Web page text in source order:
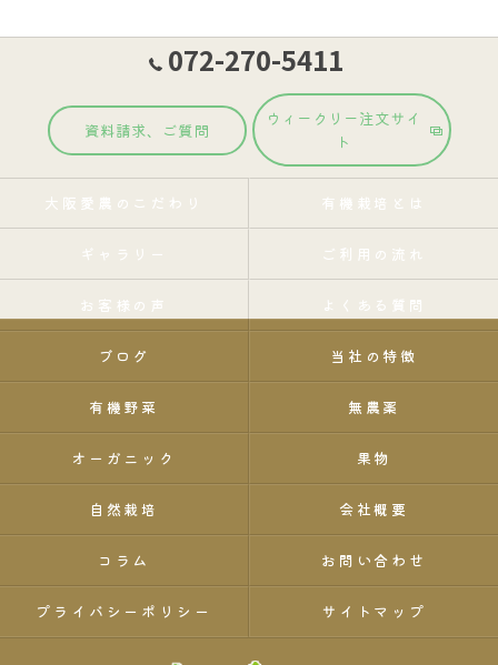
072-270-5411
資料請求、ご質問
ウィークリー注文サイ
ト
大阪愛農のこだわり 有機栽培とは
ギャラリー ご利用の流れ
お客様の声 よくある質問
ブログ 当社の特徴
有機野菜 無農薬
オーガニック 果物
自然栽培 会社概要
コラム お問い合わせ
プライバシーポリシー サイトマップ